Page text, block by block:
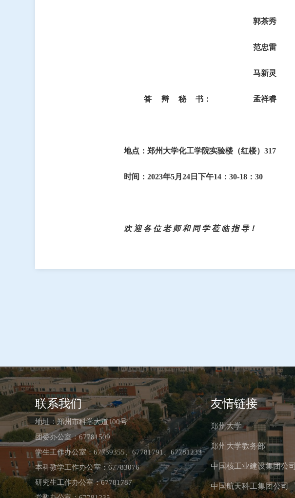
郭茶秀
范忠雷
马新灵
答辩秘 书： 孟祥睿
地点： 郑州大学化工学院实验楼（红楼） 317
时间： 2023年5月 24 日下午14 ： 30-18 ： 30
欢 迎 各 位 老 师 和 同 学 莅 临 指 导！
联系我们
地址：郑州市科学大道100号
团委办公室：67781509
学生工作办公室：67739355、67781791、67781233
本科教学工作办公室：67783076
研究生工作办公室：67781787
友情链接
郑州大学
郑州大学教务部
中国核工业建设集团公司
中国航天科工集团公司